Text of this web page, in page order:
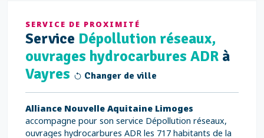
SERVICE DE PROXIMITÉ
Service Dépollution réseaux,
ouvrages hydrocarbures ADR à
Vayres
Changer de ville
Alliance Nouvelle Aquitaine Limoges
accompagne pour son service Dépollution réseaux,
ouvrages hydrocarbures ADR les 717 habitants de la